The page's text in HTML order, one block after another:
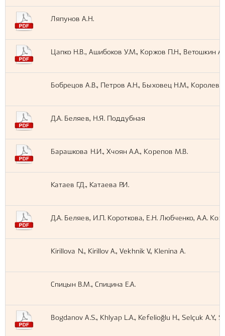
Ляпунов А.Н.
Цапко Н.В., Ашибоков У.М., Коржов П.Н., Ветошкин
Бобрецов А.В., Петров А.Н., Быховец Н.М., Королев
Д.А. Беляев, Н.Я. Поддубная
Барашкова Н.И., Хчоян А.А., Корепов М.В.
Катаев Г.Д., Катаева Р.И.
Д.А. Беляев, И.П. Короткова, Е.Н. Любченко, А.А.
Kirillova N., Kirillov A., Vekhnik V., Klenina A.
Спицын В.М., Спицина Е.А.
Bogdanov A.S., Khlyap L.A., Kefelioğlu H., Selçuk A.Y.,